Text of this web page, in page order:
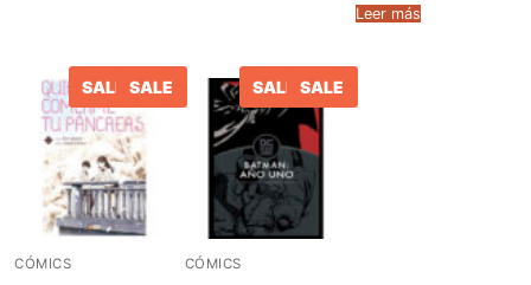
Leer más
CÓMICS
SALE SALE
CÓMICS
SALE SALE